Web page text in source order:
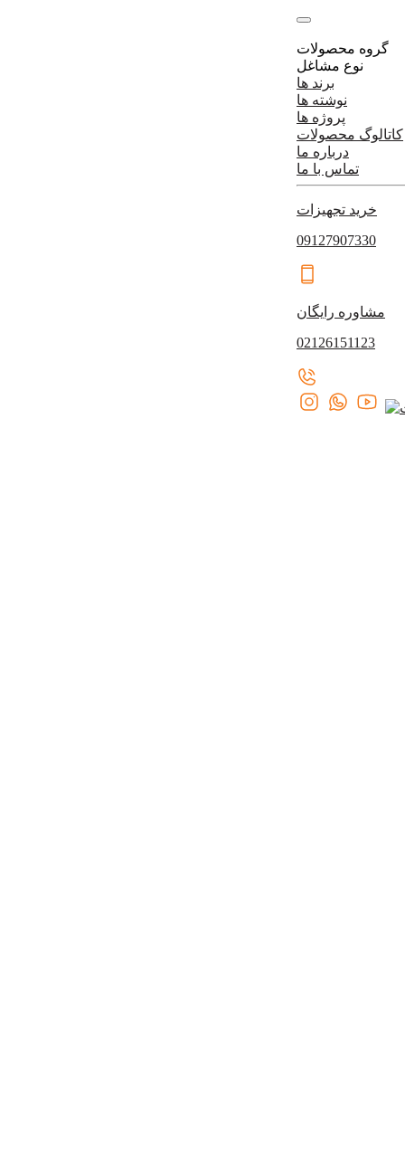
گروه محصولات
نوع مشاغل
برند ها
نوشته ها
پروژه ها
کاتالوگ محصولات
درباره ما
تماس با ما
خرید تجهیزات
09127907330
مشاوره رایگان
02126151123